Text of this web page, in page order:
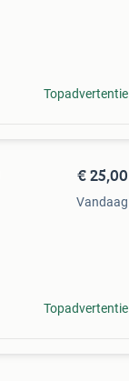
Topadvertentie
€ 25,00
Vandaag
Topadvertentie